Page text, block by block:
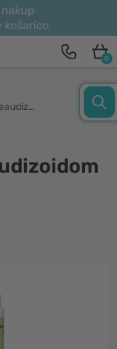
košarico
0
Stevia tablete z Reaudizoidom A